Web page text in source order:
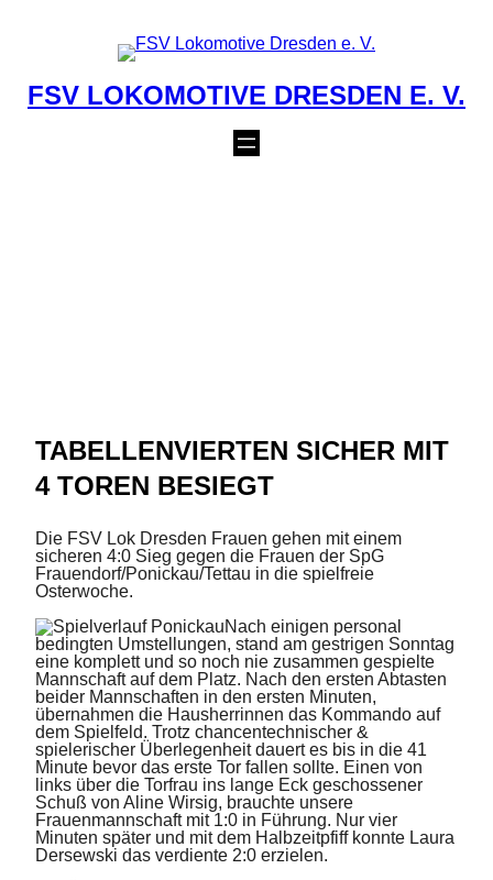
FSV LOKOMOTIVE DRESDEN E. V.
TABELLENVIERTEN SICHER MIT
4 TOREN BESIEGT
Die FSV Lok Dresden Frauen gehen mit einem
sicheren 4:0 Sieg gegen die Frauen der SpG
Frauendorf/Ponickau/Tettau in die spielfreie
Osterwoche.
Nach einigen personal
bedingten Umstellungen, stand am gestrigen Sonntag
eine komplett und so noch nie zusammen gespielte
Mannschaft auf dem Platz. Nach den ersten Abtasten
beider Mannschaften in den ersten Minuten,
übernahmen die Hausherrinnen das Kommando auf
dem Spielfeld. Trotz chancentechnischer &
spielerischer Überlegenheit dauert es bis in die 41
Minute bevor das erste Tor fallen sollte. Einen von
links über die Torfrau ins lange Eck geschossener
Schuß von Aline Wirsig, brauchte unsere
Frauenmannschaft mit 1:0 in Führung. Nur vier
Minuten später und mit dem Halbzeitpfiff konnte Laura
Dersewski das verdiente 2:0 erzielen.